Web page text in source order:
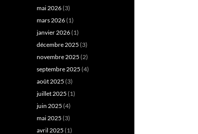
mai 2026(3)
mars 2026(1)
janvier 2026(1)
décembre 2025 (3)
novembre 2025 (2)
septembre 2025 (4)
août 2025 (3)
juillet 2025 (1)
juin 2025 (4)
mai 2025 (3)
avril 2025 (1)